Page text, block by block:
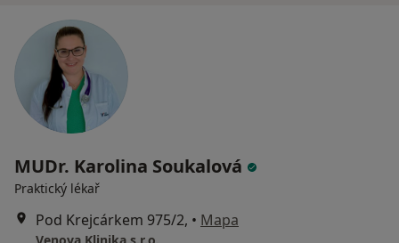
MUDr. Karolina Soukalová
Praktický lékař
Pod Krejcárkem 975/2, • Mapa
Venova Klinika s.r.o.